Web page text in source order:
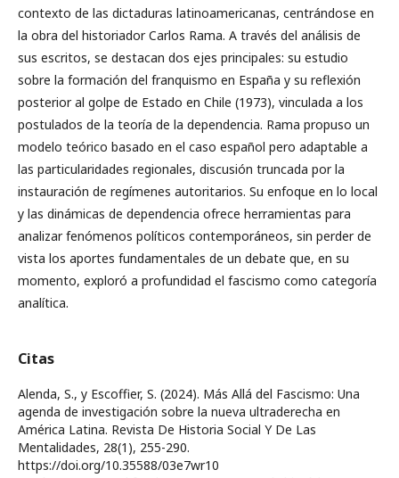
contexto de las dictaduras latinoamericanas, centrándose en
la obra del historiador Carlos Rama. A través del análisis de
sus escritos, se destacan dos ejes principales: su estudio
sobre la formación del franquismo en España y su reflexión
posterior al golpe de Estado en Chile (1973), vinculada a los
postulados de la teoría de la dependencia. Rama propuso un
modelo teórico basado en el caso español pero adaptable a
las particularidades regionales, discusión truncada por la
instauración de regímenes autoritarios. Su enfoque en lo local
y las dinámicas de dependencia ofrece herramientas para
analizar fenómenos políticos contemporáneos, sin perder de
vista los aportes fundamentales de un debate que, en su
momento, exploró a profundidad el fascismo como categoría
analítica.
Citas
Alenda, S., y Escoffier, S. (2024). Más Allá del Fascismo: Una
agenda de investigación sobre la nueva ultraderecha en
América Latina. Revista De Historia Social Y De Las
Mentalidades, 28(1), 255-290.
https://doi.org/10.35588/03e7wr10